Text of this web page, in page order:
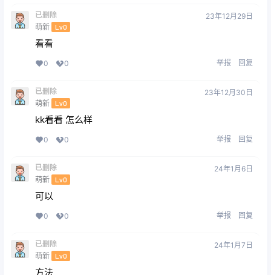
已删除
萌新 Lv0
23年12月29日
看看
0 0 举报 回复
已删除
萌新 Lv0
23年12月30日
kk看看 怎么样
0 0 举报 回复
已删除
萌新 Lv0
24年1月6日
可以
0 0 举报 回复
已删除
萌新 Lv0
24年1月7日
方法